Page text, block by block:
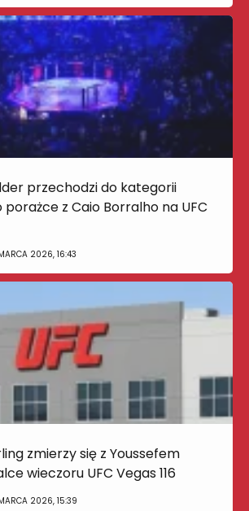
przechodzi do kategorii
porażce z Caio Borralho na UFC
2026, 16:43
zmierzy się z Youssefem
wieczoru UFC Vegas 116
2026, 15:39